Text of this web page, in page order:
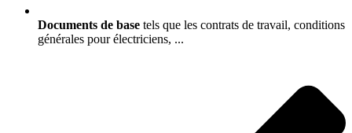
Documents de base tels que les contrats de travail, conditions
générales pour électriciens, ...